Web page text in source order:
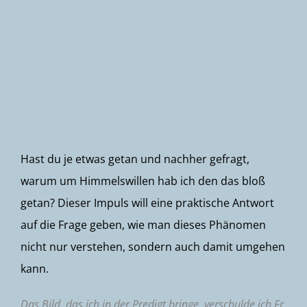
Hast du je etwas getan und nachher gefragt,
warum um Himmelswillen hab ich den das bloß
getan? Dieser Impuls will eine praktische Antwort
auf die Frage geben, wie man dieses Phänomen
nicht nur verstehen, sondern auch damit umgehen
kann.